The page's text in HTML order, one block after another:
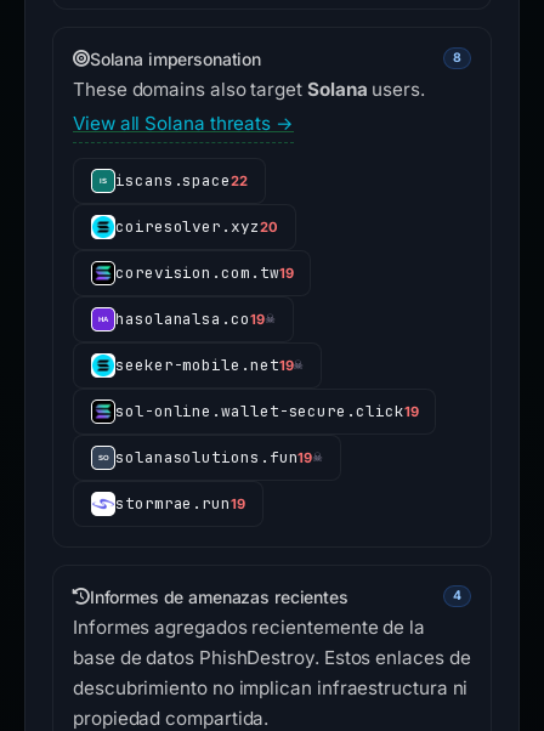
Solana impersonation 8
These domains also target Solana users.
View all Solana threats →
iscans.space22
coiresolver.xyz20
corevision.com.tw19
hasolanalsa.co19☠
seeker-mobile.net19☠
sol-online.wallet-secure.click19
solanasolutions.fun19☠
stormrae.run19
Informes de amenazas recientes 4
Informes agregados recientemente de la
base de datos PhishDestroy. Estos enlaces de
descubrimiento no implican infraestructura ni
propiedad compartida.